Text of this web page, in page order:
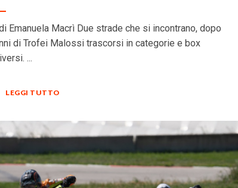
Emanuela Macrì Due strade che si incontrano, dopo
di Trofei Malossi trascorsi in categorie e box
...
LEGGI TUTTO